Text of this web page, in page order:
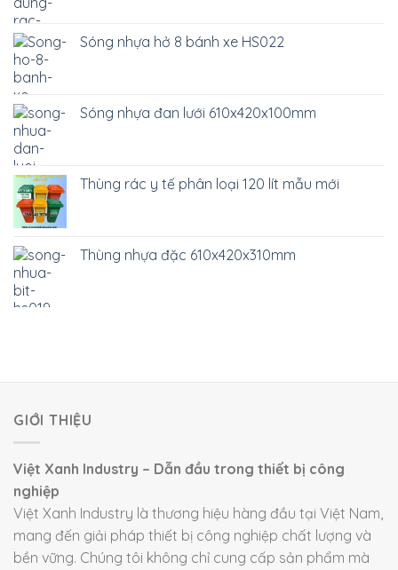
Sóng nhựa hở 8 bánh xe HS022
Sóng nhựa đan lưới 610x420x100mm
Thùng rác y tế phân loại 120 lít mẫu mới
Thùng nhựa đặc 610x420x310mm
GIỚI THIỆU
Việt Xanh Industry – Dẫn đầu trong thiết bị công
nghiệp
Việt Xanh Industry là thương hiệu hàng đầu tại Việt Nam,
mang đến giải pháp thiết bị công nghiệp chất lượng và
bền vững. Chúng tôi không chỉ cung cấp sản phẩm mà